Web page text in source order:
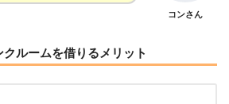
コンさん
ルームを借りるメリット